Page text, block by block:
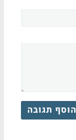
הוסף תגובה